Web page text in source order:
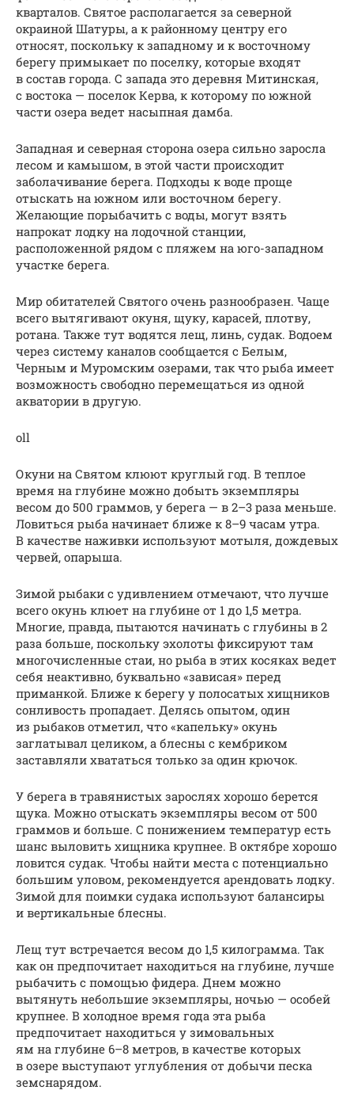
кварталов. Святое располагается за северной
окраиной Шатуры, а к районному центру его
относят, поскольку к западному и к восточному
берегу примыкает по поселку, которые входят
в состав города. С запада это деревня Митинская,
с востока — поселок Керва, к которому по южной
части озера ведет насыпная дамба.
Западная и северная сторона озера сильно заросла
лесом и камышом, в этой части происходит
заболачивание берега. Подходы к воде проще
отыскать на южном или восточном берегу.
Желающие порыбачить с воды, могут взять
напрокат лодку на лодочной станции,
расположенной рядом с пляжем на юго-западном
участке берега.
Мир обитателей Святого очень разнообразен. Чаще
всего вытягивают окуня, щуку, карасей, плотву,
ротана. Также тут водятся лещ, линь, судак. Водоем
через систему каналов сообщается с Белым,
Черным и Муромским озерами, так что рыба имеет
возможность свободно перемещаться из одной
акватории в другую.
oll
Окуни на Святом клюют круглый год. В теплое
время на глубине можно добыть экземпляры
весом до 500 граммов, у берега — в 2–3 раза меньше.
Ловиться рыба начинает ближе к 8–9 часам утра.
В качестве наживки используют мотыля, дождевых
червей, опарыша.
Зимой рыбаки с удивлением отмечают, что лучше
всего окунь клюет на глубине от 1 до 1,5 метра.
Многие, правда, пытаются начинать с глубины в 2
раза больше, поскольку эхолоты фиксируют там
многочисленные стаи, но рыба в этих косяках ведет
себя неактивно, буквально «зависая» перед
приманкой. Ближе к берегу у полосатых хищников
сонливость пропадает. Делясь опытом, один
из рыбаков отметил, что «капельку» окунь
заглатывал целиком, а блесны с кембриком
заставляли хвататься только за один крючок.
У берега в травянистых зарослях хорошо берется
щука. Можно отыскать экземпляры весом от 500
граммов и больше. С понижением температур есть
шанс выловить хищника крупнее. В октябре хорошо
ловится судак. Чтобы найти места с потенциально
большим уловом, рекомендуется арендовать лодку.
Зимой для поимки судака используют балансиры
и вертикальные блесны.
Лещ тут встречается весом до 1,5 килограмма. Так
как он предпочитает находиться на глубине, лучше
рыбачить с помощью фидера. Днем можно
вытянуть небольшие экземпляры, ночью — особей
крупнее. В холодное время года эта рыба
предпочитает находиться у зимовальных
ям на глубине 6–8 метров, в качестве которых
в озере выступают углубления от добычи песка
земснарядом.